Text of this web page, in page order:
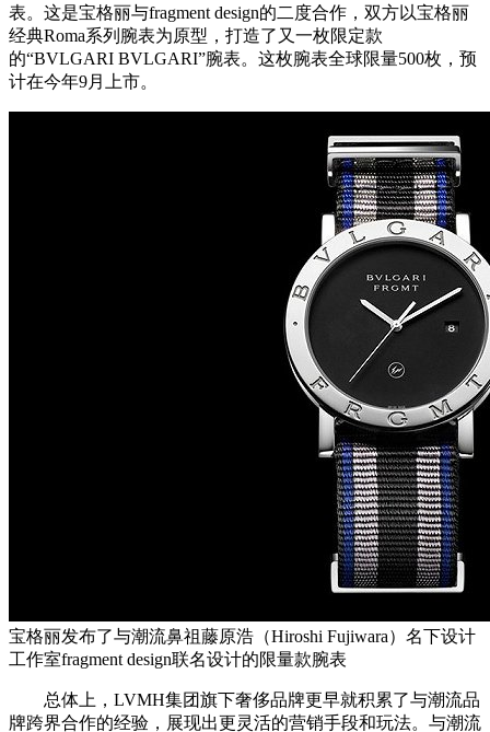
表。这是宝格丽与fragment design的二度合作，双方以宝格丽
经典Roma系列腕表为原型，打造了又一枚限定款
的“BVLGARI BVLGARI”腕表。这枚腕表全球限量500枚，预
计在今年9月上市。
宝格丽发布了与潮流鼻祖藤原浩（Hiroshi Fujiwara）名下设计
工作室fragment design联名设计的限量款腕表
总体上，LVMH集团旗下奢侈品牌更早就积累了与潮流品
牌跨界合作的经验，展现出更灵活的营销手段和玩法。与潮流